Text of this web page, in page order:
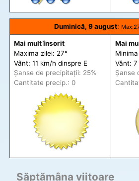
Duminică, 9 august: Max
Mai mult însorit
Maxima zilei: 27°
Vânt: 11 km/h dinspre E
Șanse de precipitații: 25%
Cantitate precip.: 0
Mai
Vânt:
Șanse
Săptămâna viitoare